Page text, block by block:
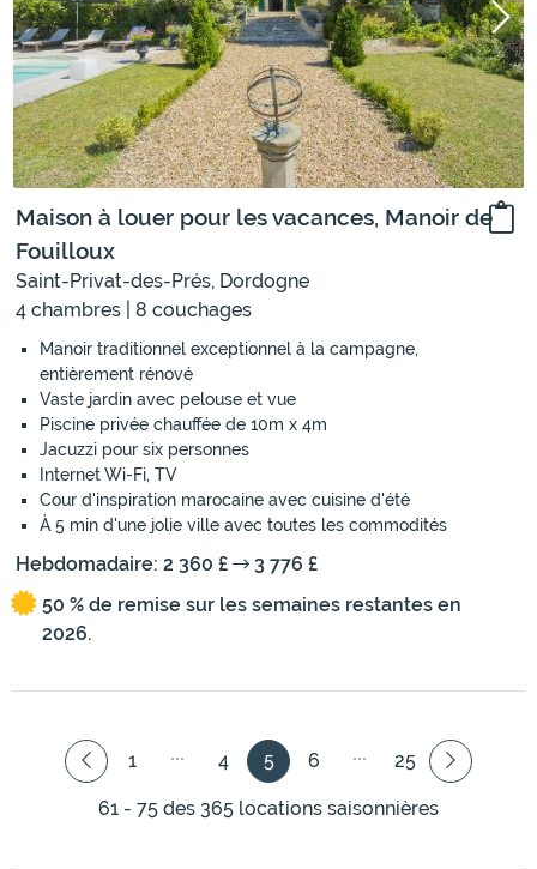
Maison à louer pour les vacances, Manoir de
Fouilloux
Saint-Privat-des-Prés, Dordogne
4 chambres | 8 couchages
Manoir traditionnel exceptionnel à la campagne,
entièrement rénové
Vaste jardin avec pelouse et vue
Piscine privée chauffée de 10m x 4m
Jacuzzi pour six personnes
Internet Wi-Fi, TV
Cour d'inspiration marocaine avec cuisine d'été
À 5 min d'une jolie ville avec toutes les commodités
Hebdomadaire: 2 360 £
3 776 £
50 % de remise sur les semaines restantes en
2026.
1 4 5 6 25
61 - 75 des 365 locations saisonnières